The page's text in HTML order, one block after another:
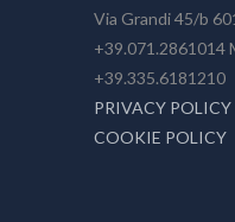
Via Grandi 45/b
+39.071.2861014
+39.335.6181210
PRIVACY POLICY
COOKIE POLICY